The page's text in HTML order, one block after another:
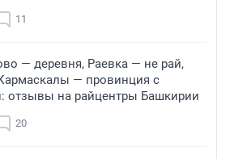
11
— деревня, Раевка — не рай,
— провинция с
отзывы на райцентры Башкирии
20